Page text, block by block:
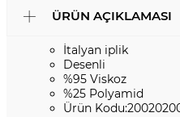
ÜRÜN AÇIKLAMASI
İtalyan iplik
Desenli
%95 Viskoz
%25 Polyamid
Ürün